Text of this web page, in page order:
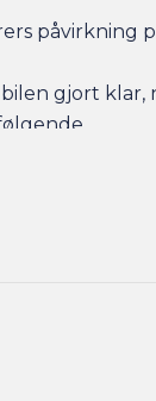
påvirkning
gjort